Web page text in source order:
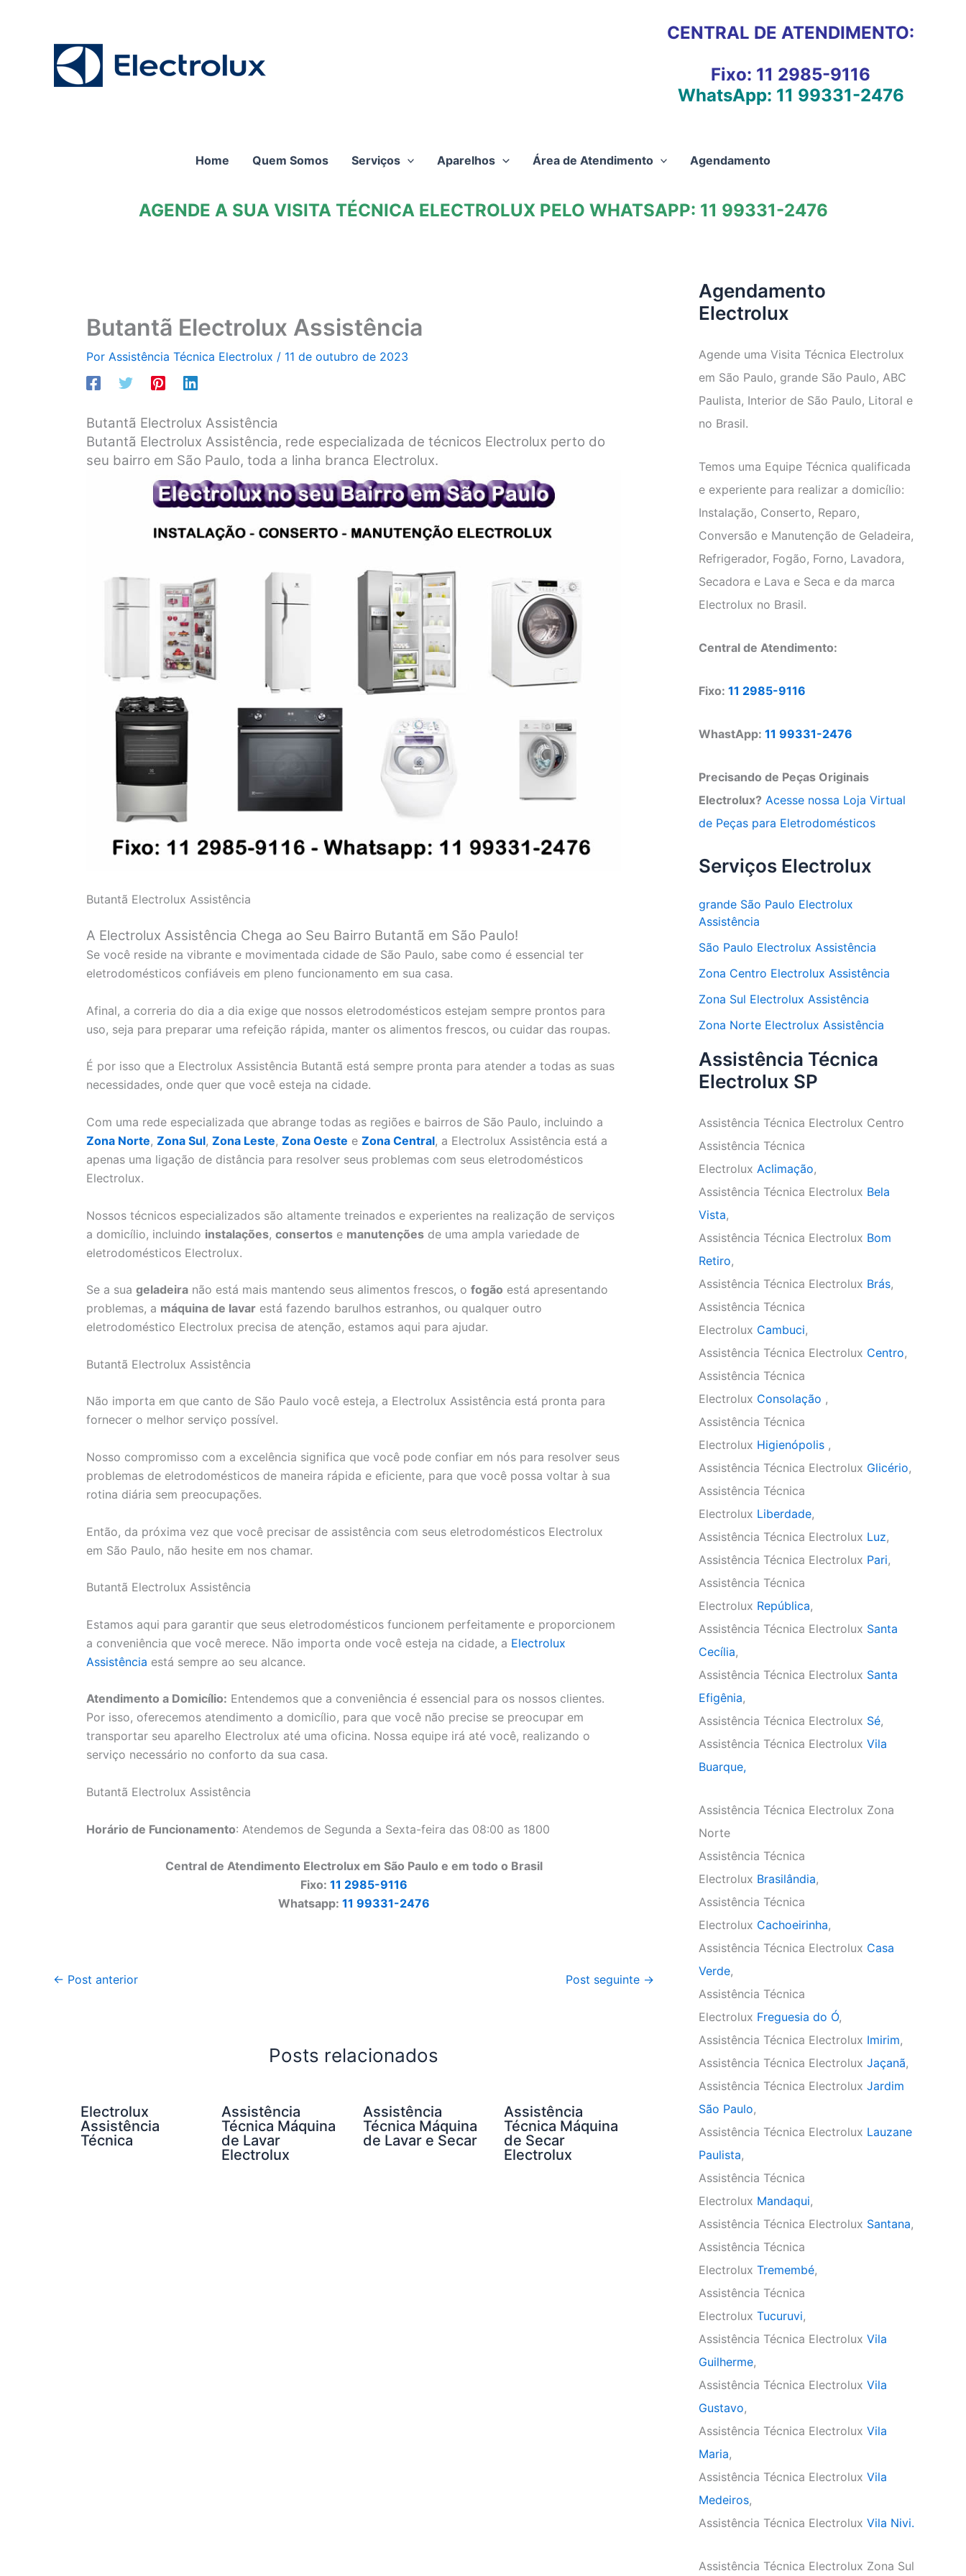
CENTRAL DE ATENDIMENTO:
Fixo: 11 2985-9116
WhatsApp: 11 99331-2476
Home Quem Somos Serviços Aparelhos Área de Atendimento Agendamento
AGENDE A SUA VISITA TÉCNICA ELECTROLUX PELO WHATSAPP: 11 99331-2476
Butantã Electrolux Assistência
Por Assistência Técnica Electrolux / 11 de outubro de 2023
Butantã Electrolux Assistência
Butantã Electrolux Assistência, rede especializada de técnicos Electrolux perto do
seu bairro em São Paulo, toda a linha branca Electrolux.
Butantã Electrolux Assistência
A Electrolux Assistência Chega ao Seu Bairro Butantã em São Paulo!
Se você reside na vibrante e movimentada cidade de São Paulo, sabe como é essencial ter
eletrodomésticos confiáveis em pleno funcionamento em sua casa.
Afinal, a correria do dia a dia exige que nossos eletrodomésticos estejam sempre prontos para
uso, seja para preparar uma refeição rápida, manter os alimentos frescos, ou cuidar das roupas.
É por isso que a Electrolux Assistência Butantã está sempre pronta para atender a todas as suas
necessidades, onde quer que você esteja na cidade.
Com uma rede especializada que abrange todas as regiões e bairros de São Paulo, incluindo a
Zona Norte, Zona Sul, Zona Leste, Zona Oeste e Zona Central, a Electrolux Assistência está a
apenas uma ligação de distância para resolver seus problemas com seus eletrodomésticos
Electrolux.
Nossos técnicos especializados são altamente treinados e experientes na realização de serviços
a domicílio, incluindo instalações, consertos e manutenções de uma ampla variedade de
eletrodomésticos Electrolux.
Se a sua geladeira não está mais mantendo seus alimentos frescos, o fogão está apresentando
problemas, a máquina de lavar está fazendo barulhos estranhos, ou qualquer outro
eletrodoméstico Electrolux precisa de atenção, estamos aqui para ajudar.
Butantã Electrolux Assistência
Não importa em que canto de São Paulo você esteja, a Electrolux Assistência está pronta para
fornecer o melhor serviço possível.
Nosso compromisso com a excelência significa que você pode confiar em nós para resolver seus
problemas de eletrodomésticos de maneira rápida e eficiente, para que você possa voltar à sua
rotina diária sem preocupações.
Então, da próxima vez que você precisar de assistência com seus eletrodomésticos Electrolux
em São Paulo, não hesite em nos chamar.
Butantã Electrolux Assistência
Estamos aqui para garantir que seus eletrodomésticos funcionem perfeitamente e proporcionem
a conveniência que você merece. Não importa onde você esteja na cidade, a Electrolux
Assistência está sempre ao seu alcance.
Atendimento a Domicílio: Entendemos que a conveniência é essencial para os nossos clientes.
Por isso, oferecemos atendimento a domicílio, para que você não precise se preocupar em
transportar seu aparelho Electrolux até uma oficina. Nossa equipe irá até você, realizando o
serviço necessário no conforto da sua casa.
Butantã Electrolux Assistência
Horário de Funcionamento: Atendemos de Segunda a Sexta-feira das 08:00 as 1800
Central de Atendimento Electrolux em São Paulo e em todo o Brasil
Fixo: 11 2985-9116
Whatsapp: 11 99331-2476
← Post anterior Post seguinte →
Posts relacionados
Electrolux
Assistência
Técnica
Assistência
Técnica Máquina
de Lavar
Electrolux
Assistência
Técnica Máquina
de Lavar e Secar
Assistência
Técnica Máquina
de Secar
Electrolux
Agendamento
Electrolux
Agende uma Visita Técnica Electrolux
em São Paulo, grande São Paulo, ABC
Paulista, Interior de São Paulo, Litoral e
no Brasil.
Temos uma Equipe Técnica qualificada
e experiente para realizar a domicílio:
Instalação, Conserto, Reparo,
Conversão e Manutenção de Geladeira,
Refrigerador, Fogão, Forno, Lavadora,
Secadora e Lava e Seca e da marca
Electrolux no Brasil.
Central de Atendimento:
Fixo: 11 2985-9116
WhastApp: 11 99331-2476
Precisando de Peças Originais
Electrolux? Acesse nossa Loja Virtual
de Peças para Eletrodomésticos
Serviços Electrolux
grande São Paulo Electrolux
Assistência
São Paulo Electrolux Assistência
Zona Centro Electrolux Assistência
Zona Sul Electrolux Assistência
Zona Norte Electrolux Assistência
Assistência Técnica
Electrolux SP
Assistência Técnica Electrolux Centro
Assistência Técnica
Electrolux Aclimação,
Assistência Técnica Electrolux Bela
Vista,
Assistência Técnica Electrolux Bom
Retiro,
Assistência Técnica Electrolux Brás,
Assistência Técnica
Electrolux Cambuci,
Assistência Técnica Electrolux Centro,
Assistência Técnica
Electrolux Consolação ,
Assistência Técnica
Electrolux Higienópolis ,
Assistência Técnica Electrolux Glicério,
Assistência Técnica
Electrolux Liberdade,
Assistência Técnica Electrolux Luz,
Assistência Técnica Electrolux Pari,
Assistência Técnica
Electrolux República,
Assistência Técnica Electrolux Santa
Cecília,
Assistência Técnica Electrolux Santa
Efigênia,
Assistência Técnica Electrolux Sé,
Assistência Técnica Electrolux Vila
Buarque,
Assistência Técnica Electrolux Zona
Norte
Assistência Técnica
Electrolux Brasilândia,
Assistência Técnica
Electrolux Cachoeirinha,
Assistência Técnica Electrolux Casa
Verde,
Assistência Técnica
Electrolux Freguesia do Ó,
Assistência Técnica Electrolux Imirim,
Assistência Técnica Electrolux Jaçanã,
Assistência Técnica Electrolux Jardim
São Paulo,
Assistência Técnica Electrolux Lauzane
Paulista,
Assistência Técnica
Electrolux Mandaqui,
Assistência Técnica Electrolux Santana,
Assistência Técnica
Electrolux Tremembé,
Assistência Técnica
Electrolux Tucuruvi,
Assistência Técnica Electrolux Vila
Guilherme,
Assistência Técnica Electrolux Vila
Gustavo,
Assistência Técnica Electrolux Vila
Maria,
Assistência Técnica Electrolux Vila
Medeiros,
Assistência Técnica Electrolux Vila Nivi.
Assistência Técnica Electrolux Zona Sul